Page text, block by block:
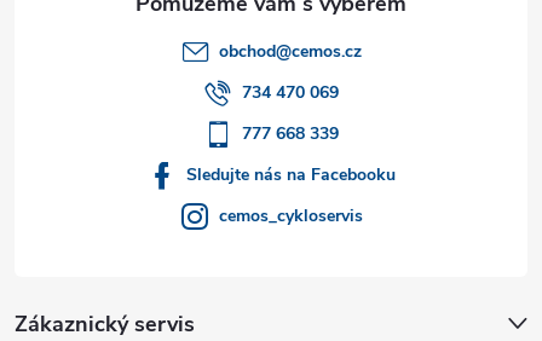
obchod@cemos.cz
734 470 069
777 668 339
Sledujte nás na Facebooku
cemos_cykloservis
Zákaznický servis